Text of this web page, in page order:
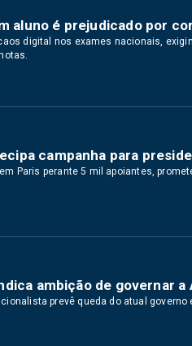
aluno é prejudicado por
digital nos exames nacionais,
campanha para
Paris perante 5 mil apoiantes,
ambição de governar a
prevê queda do atual governo